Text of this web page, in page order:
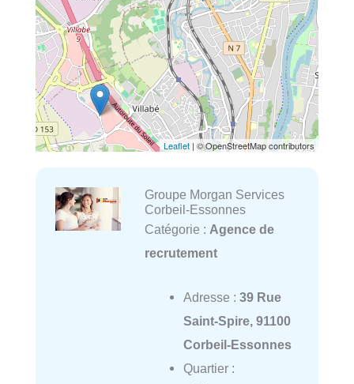
Leaflet | © OpenStreetMap contributors
Groupe Morgan Services
Corbeil-Essonnes
Catégorie : Agence de
recrutement
Adresse : 39 Rue
Saint-Spire, 91100
Corbeil-Essonnes
Quartier :